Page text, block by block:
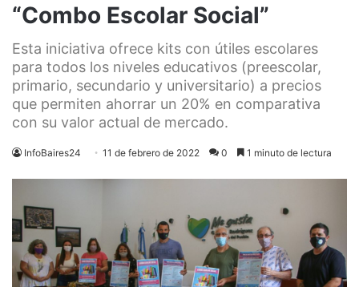
“Combo Escolar Social”
Esta iniciativa ofrece kits con útiles escolares
para todos los niveles educativos (preescolar,
primario, secundario y universitario) a precios
que permiten ahorrar un 20% en comparativa
con su valor actual de mercado.
InfoBaires24 11 de febrero de 2022 0 1 minuto de lectura